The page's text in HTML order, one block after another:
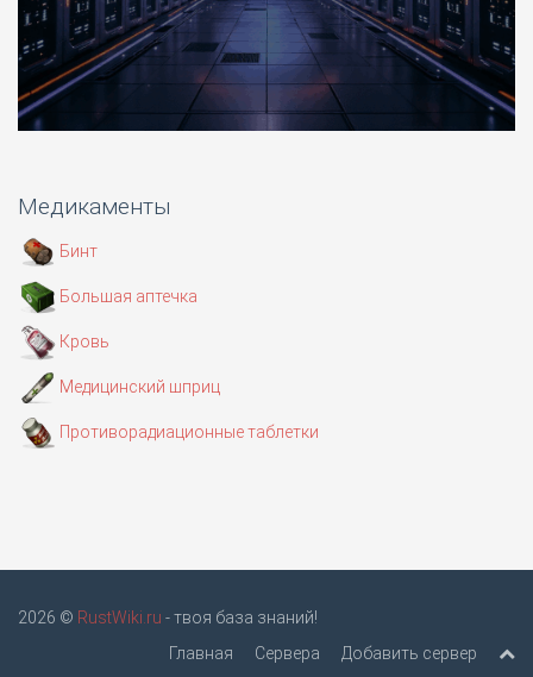
Медикаменты
Бинт
Большая аптечка
Кровь
Медицинский шприц
Противорадиационные таблетки
2026 © RustWiki.ru - твоя база знаний!
Главная
Сервера Добавить сервер